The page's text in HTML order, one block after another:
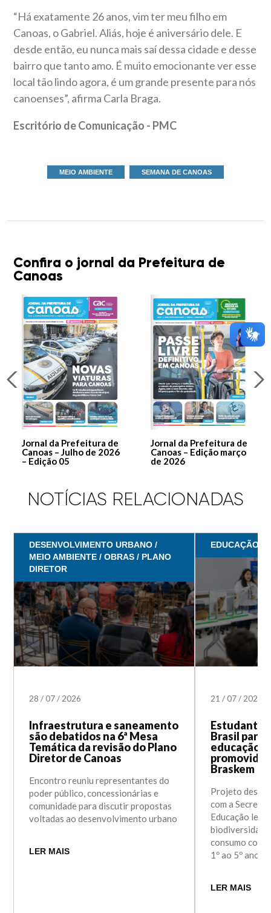
“Há exatamente 26 anos, vim ter meu filho em
Canoas, o Gabriel. Aliás, hoje é aniversário dele. E
desde então, eu nunca mais saí dessa cidade e desse
bairro que tanto amo. É muito emocionante ver esse
local tão lindo agora, é um grande presente para nós
canoenses”, afirma Carla Braga.
Escritório de Comunicação - PMC
MEIO AMBIENTE SEMANA DE CANOAS
Confira o jornal da Prefeitura de
Canoas
Jornal da Prefeitura de
Canoas – Julho de 2026
– Edição 05
Jornal da Prefeitura de
Canoas – Edição março
de 2026
NOTÍCIAS RELACIONADAS
DESENVOLVIMENTO URBANO /
MEIO AMBIENTE / OBRAS / PLANO
DIRETOR
28/07/ 2026
Infraestrutura e saneamento
são debatidos na 6ª Mesa
Temática da revisão do Plano
Diretor de Canoas
Encontro reuniu representantes do
poder público, concessionárias e
comunidade para discutir propostas
voltadas ao desenvolvimento urbano
LER MAIS
EDUCAÇÃO
21/07/ 2026
Estudantes
Brasil
educação
promovida
Braskem
Projeto
com a
Educação
consumo
1º ao 5º ano
LER MAIS